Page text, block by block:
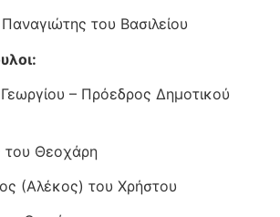
του Βασιλείου
– Πρόεδρος Δημοτικού
του Θεοχάρη
(Αλέκος) του Χρήστου